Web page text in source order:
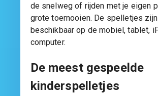
de snelweg of rijden met je eigen
grote toernooien. De spelletjes zijn
beschikbaar op de mobiel, tablet,
computer.
De meest gespeelde
kinderspelletjes